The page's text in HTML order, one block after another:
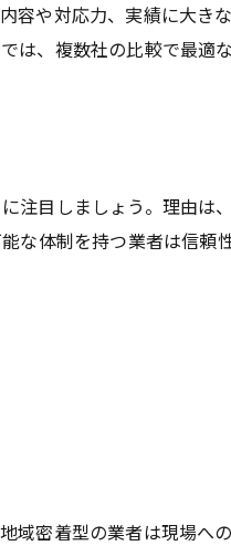
容や対応力、実績に大き
は、複数社の比較で最適
注目しましょう。理由は
な体制を持つ業者は信頼
域密着型の業者は現場へ